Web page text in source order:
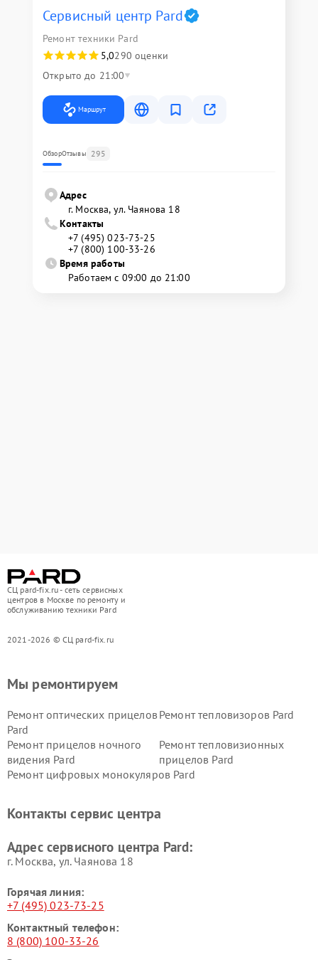
Сервисный центр Pard
Ремонт техники Pard
5,0290 оценки
Открыто до 21:00
Маршрут
ОбзорОтзывы 295
Адрес
г. Москва, ул. Чаянова 18
Контакты
+7 (495) 023-73-25
+7 (800) 100-33-26
Время работы
Работаем с 09:00 до 21:00
СЦ pard-fix.ru - сеть сервисных
центров в Москве по ремонту и
обслуживанию техники Pard
2021-2026 © СЦ pard-fix.ru
Мы ремонтируем
Ремонт оптических прицелов
Pard
Ремонт тепловизоров Pard
Ремонт прицелов ночного
видения Pard
Ремонт тепловизионных
прицелов Pard
Ремонт цифровых монокуляров Pard
Контакты сервис центра
Адрес сервисного центра Pard:
г. Москва, ул. Чаянова 18
Горячая линия:
+7 (495) 023-73-25
Контактный телефон:
8 (800) 100-33-26